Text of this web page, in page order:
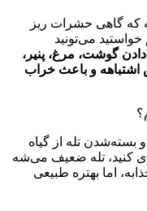
که گاهی حشرات ریز
می‌تونید
دادن گوشت، مرغ، پنیر،
اشتباهه و باعث خراب
بسته‌شدن تله از گیاه
کنید، تله ضعیف می‌شه
اما بهتره طبیعی